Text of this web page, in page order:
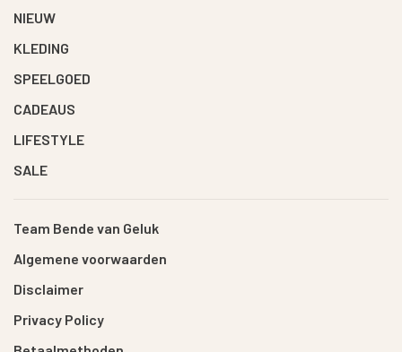
NIEUW
KLEDING
SPEELGOED
CADEAUS
LIFESTYLE
SALE
Team Bende van Geluk
Algemene voorwaarden
Disclaimer
Privacy Policy